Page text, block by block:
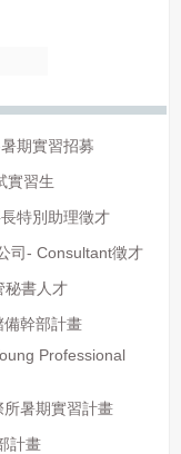
期實習招募
實習生
特別助理徵才
司- Consultant徵才
秘書人才
備幹部計畫
Professional
暑期實習計畫
計畫